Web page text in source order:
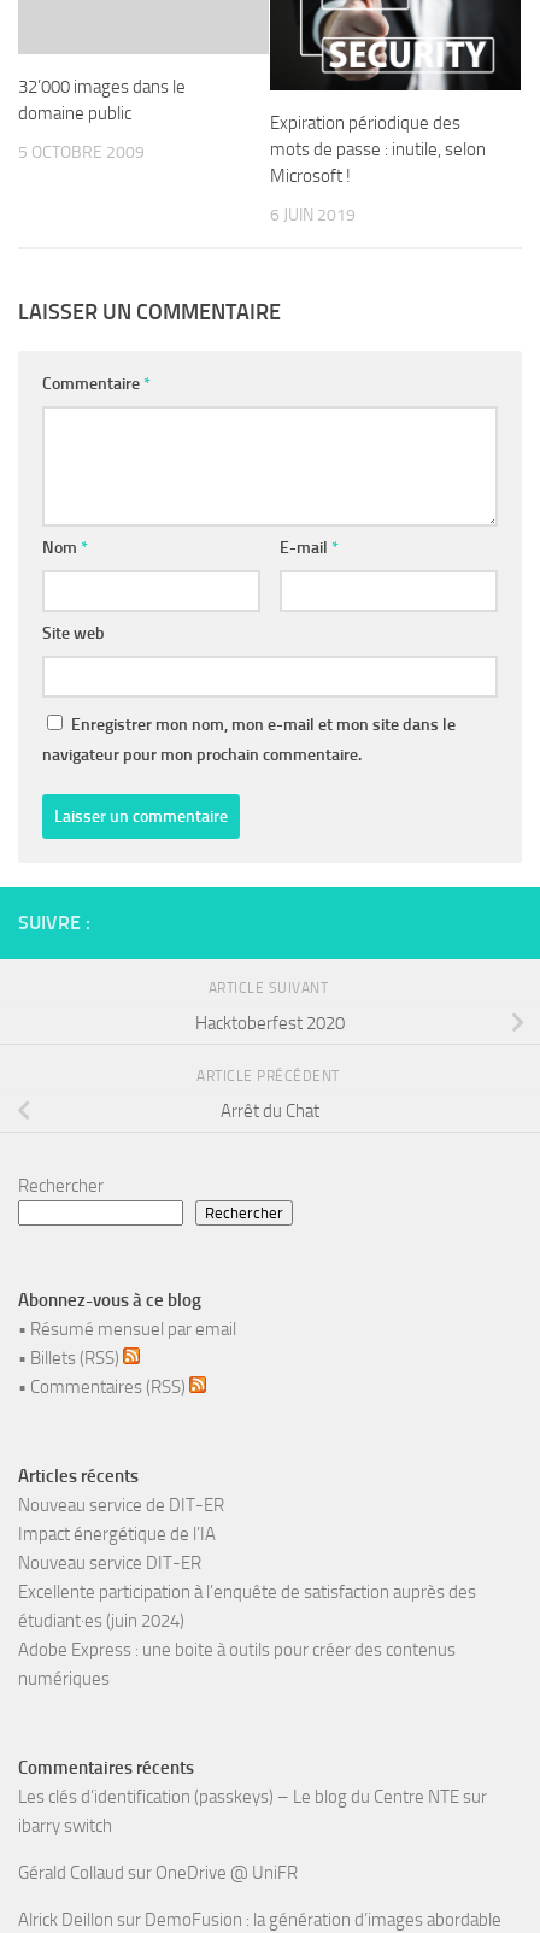
32’000 images dans le
domaine public
5 OCTOBRE 2009
Expiration périodique des
mots de passe : inutile, selon
Microsoft !
6 JUIN 2019
LAISSER UN COMMENTAIRE
Commentaire*
Nom * E-mail *
Site web
Enregistrer mon nom, mon e-mail et mon site dans le
navigateur pour mon prochain commentaire.
SUIVRE :
ARTICLE SUIVANT
Hacktoberfest 2020
ARTICLE PRÉCÉDENT
Arrêt du Chat
Rechercher
Rechercher
Abonnez-vous à ce blog
• Résumé mensuel par email
• Billets (RSS)
• Commentaires (RSS)
Articles récents
Nouveau service de DIT-ER
Impact énergétique de l’IA
Nouveau service DIT-ER
Excellente participation à l’enquête de satisfaction auprès des
étudiant·es (juin 2024)
Adobe Express : une boite à outils pour créer des contenus
numériques
Commentaires récents
Les clés d’identification (passkeys) – Le blog du Centre NTEsur
ibarry switch
Gérald Collaud sur OneDrive @ UniFR
Alrick Deillon sur DemoFusion : la génération d’images abordable